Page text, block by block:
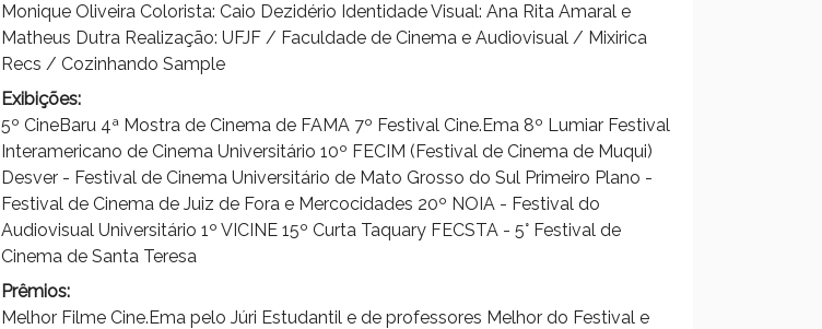
Monique Oliveira Colorista: Caio Dezidério Identidade Visual: Ana Rita Amaral e
Matheus Dutra Realização: UFJF / Faculdade de Cinema e Audiovisual / Mixirica
Recs / Cozinhando Sample
Exibições:
5º CineBaru 4ª Mostra de Cinema de FAMA 7º Festival Cine.Ema 8º Lumiar Festival
Interamericano de Cinema Universitário 10º FECIM (Festival de Cinema de Muqui)
Desver - Festival de Cinema Universitário de Mato Grosso do Sul Primeiro Plano -
Festival de Cinema de Juiz de Fora e Mercocidades 20º NOIA - Festival do
Audiovisual Universitário 1º VICINE 15º Curta Taquary FECSTA - 5° Festival de
Cinema de Santa Teresa
Prêmios:
Melhor Filme Cine.Ema pelo Júri Estudantil e de professores Melhor do Festival e